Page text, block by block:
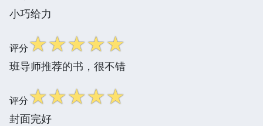
小巧给力
评分☆☆☆☆☆
班导师推荐的书，很不错
评分☆☆☆☆☆
封面完好